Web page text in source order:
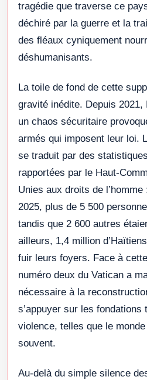
tragédie que traverse ce
déchiré par la guerre et la
des fléaux cyniquement
déshumanisants.
La toile de fond de cette
gravité inédite. Depuis 2021,
un chaos sécuritaire
armés qui imposent leur loi.
se traduit par des
rapportées par le Haut-
Unies aux droits de
2025, plus de 5 500
tandis que 2 600 autres
ailleurs, 1,4 million
fuir leurs foyers. Face à
numéro deux du Vatican a
nécessaire à la
s’appuyer sur les fondations
violence, telles que le
souvent.
Au-delà du simple silence